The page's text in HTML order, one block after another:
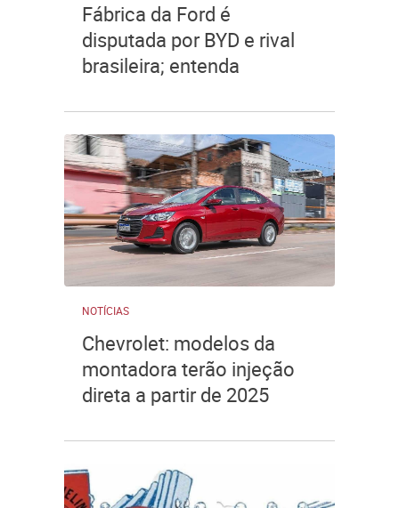
Fábrica da Ford é
disputada por BYD e rival
brasileira; entenda
NOTÍCIAS
Chevrolet: modelos da
montadora terão injeção
direta a partir de 2025